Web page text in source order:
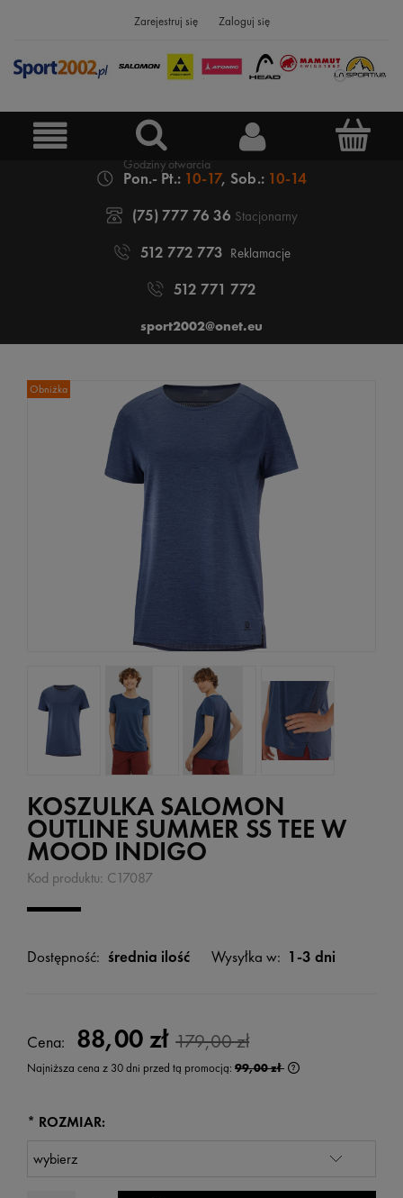
Zarejestruj się Zaloguj się
Pon.- Pt.: 10-17, Sob.: 10-14
(75) 777 76 36 Stacjonarny
512 772 773 Reklamacje
512 771 772
sport2002@onet.eu
Obniżka
KOSZULKA SALOMON
OUTLINE SUMMER SS TEE W
MOOD INDIGO
Kod produktu: C17087
Dostępność: średnia ilość Wysyłka w: 1-3 dni
Cena: 88,00 zł 179,00 zł
Najniższa cena z 30 dni przed tą promocją: 99,00 zł
* ROZMIAR: